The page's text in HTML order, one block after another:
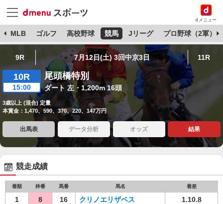
dメニュー
MLB ゴルフ 高校野球 競馬 Jリーグ プロ野球（2軍）
9R 7月12日(土) 3回中京3日 11R
10R
15:00
尾頭橋特別
ダート 左・1,200m 16頭
3歳以上 (混合) 定量
本賞金：1,470、590、370、220、147万円
出馬表 データ分析 オッズ 結果
競走成績
着順 枠番 馬番 馬名 着差
1 8 16 クリノエリザベス
1.10.8